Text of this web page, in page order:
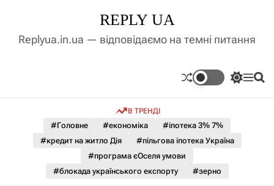
д
REPLY UA
Replyua.in.ua — відповідаємо на темні питання
П
м
к
к
М П
В ТРЕНДІ
#Головне #економіка
#іпотека 3% 7%
#кредит на житло Дія
#пільгова іпотека Україна
#програма єОселя умови
#блокада українського експорту
#зерно